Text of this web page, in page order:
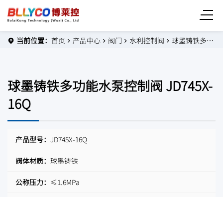
当前位置： 首页 产品中心 阀门 水利控制阀 球墨铸铁多功能水泵控制阀 JD745X-16Q
球墨铸铁多功能水泵控制阀 JD745X-
16Q
产品型号： JD745X-16Q
阀体材质： 球墨铸铁
公称压力： ≤1.6MPa